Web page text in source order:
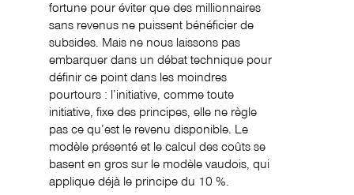
fortune pour éviter que des millionnaires
sans revenus ne puissent bénéficier de
subsides. Mais ne nous laissons pas
embarquer dans un débat technique pour
définir ce point dans les moindres
pourtours : l’initiative, comme toute
initiative, fixe des principes, elle ne règle
pas ce qu’est le revenu disponible. Le
modèle présenté et le calcul des coûts se
basent en gros sur le modèle vaudois, qui
applique déjà le principe du 10 %.